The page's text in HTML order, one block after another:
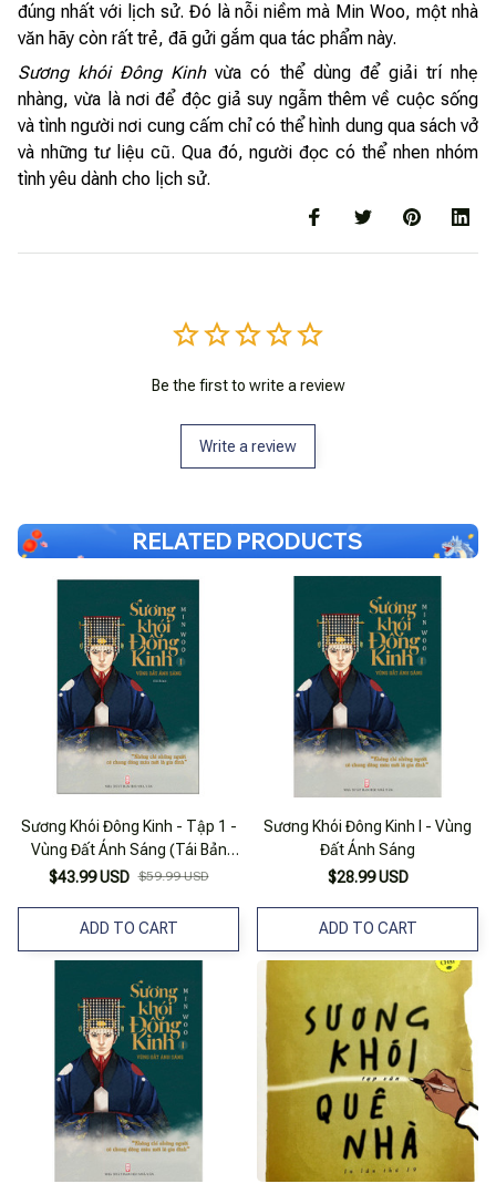
đúng nhất với lịch sử. Đó là nỗi niềm mà Min Woo, một nhà
văn hãy còn rất trẻ, đã gửi gắm qua tác phẩm này.
Sương khói Đông Kinhvừa có thể dùng để giải trí nhẹ
nhàng, vừa là nơi để độc giả suy ngẫm thêm về cuộc sống
và tình người nơi cung cấm chỉ có thể hình dung qua sách vở
và những tư liệu cũ. Qua đó, người đọc có thể nhen nhóm
tình yêu dành cho lịch sử.
Be the first to write a review
Write a review
RELATED PRODUCTS
Sương Khói Đông Kinh - Tập 1 -
Vùng Đất Ánh Sáng (Tái Bản
2025)
$43.99 USD $59.99 USD
ADD TO CART
Sương Khói Đông Kinh I - Vùng
Đất Ánh Sáng
$28.99 USD
ADD TO CART